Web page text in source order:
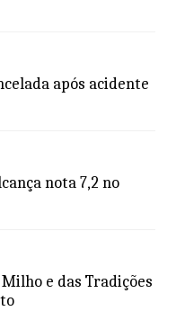
após acidente
nota 7,2 no
e das Tradições